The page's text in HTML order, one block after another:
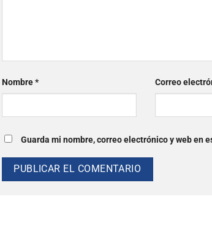
Nombre* Correo
Guarda mi nombre, correo electrónico y web en